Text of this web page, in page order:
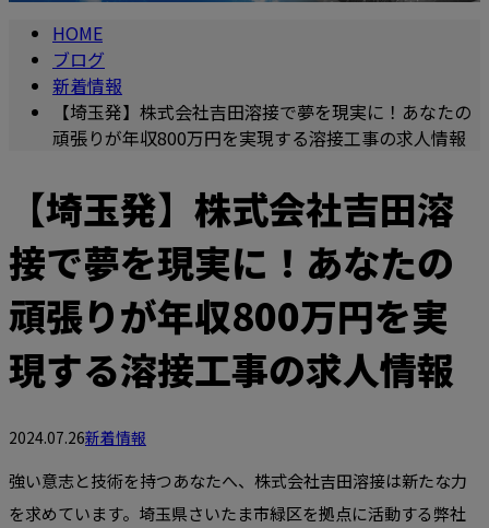
HOME
ブログ
新着情報
【埼玉発】株式会社吉田溶接で夢を現実に！あなたの
頑張りが年収800万円を実現する溶接工事の求人情報
【埼玉発】株式会社吉田溶
接で夢を現実に！あなたの
頑張りが年収800万円を実
現する溶接工事の求人情報
2024.07.26新着情報
強い意志と技術を持つあなたへ、株式会社吉田溶接は新たな力
を求めています。埼玉県さいたま市緑区を拠点に活動する弊社